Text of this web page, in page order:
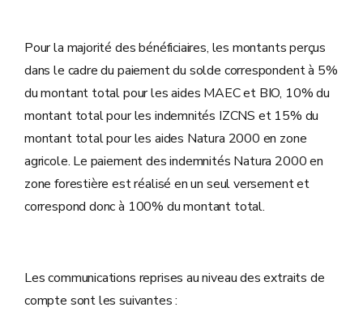
Pour la majorité des bénéficiaires, les montants perçus
dans le cadre du paiement du solde correspondent à 5%
du montant total pour les aides MAEC et BIO, 10% du
montant total pour les indemnités IZCNS et 15% du
montant total pour les aides Natura 2000 en zone
agricole. Le paiement des indemnités Natura 2000 en
zone forestière est réalisé en un seul versement et
correspond donc à 100% du montant total.
Les communications reprises au niveau des extraits de
compte sont les suivantes :